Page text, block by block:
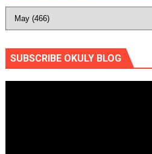
SUBSCRIBE OKULY BLOG